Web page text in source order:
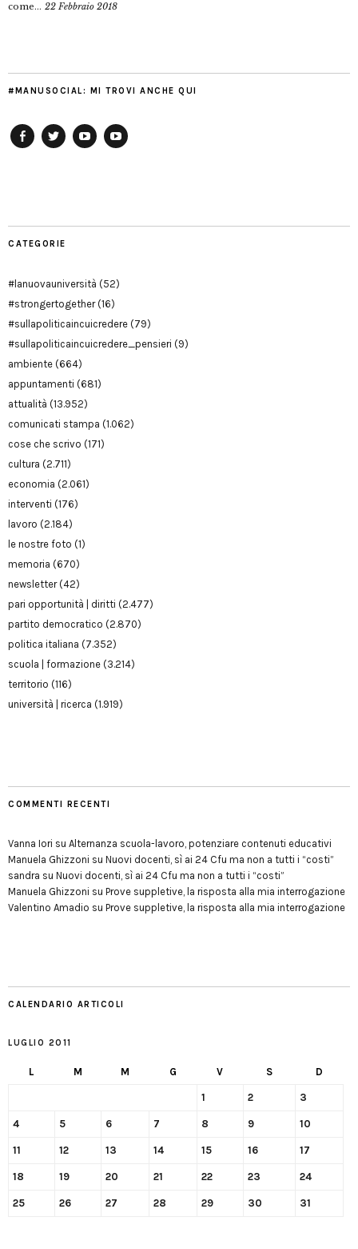
come... 22 Febbraio 2018
#MANUSOCIAL: MI TROVI ANCHE QUI
CATEGORIE
#lanuovauniversità (52)
#strongertogether(16)
#sullapoliticaincuicredere (79)
#sullapoliticaincuicredere_pensieri (9)
ambiente (664)
appuntamenti (681)
attualità (13.952)
comunicati stampa (1.062)
cose che scrivo (171)
cultura (2.711)
economia (2.061)
interventi (176)
lavoro (2.184)
le nostre foto (1)
memoria (670)
newsletter(42)
pari opportunità | diritti (2.477)
partito democratico (2.870)
politica italiana (7.352)
scuola | formazione (3.214)
territorio (116)
università | ricerca (1.919)
COMMENTI RECENTI
Vanna Iori su Alternanza scuola-lavoro, potenziare contenuti educativi
Manuela Ghizzoni su Nuovi docenti, sì ai 24 Cfu ma non a tutti i “costi”
sandra su Nuovi docenti, sì ai 24 Cfu ma non a tutti i “costi”
Manuela Ghizzoni su Prove suppletive, la risposta alla mia interrogazione
Valentino Amadio su Prove suppletive, la risposta alla mia interrogazione
CALENDARIO ARTICOLI
LUGLIO 2011
L M M G V S D
1 2 3
4 5 6 7 8 9 10
11 12 13 14 15 16 17
18 19 20 21 22 23 24
25 26 27 28 29 30 31